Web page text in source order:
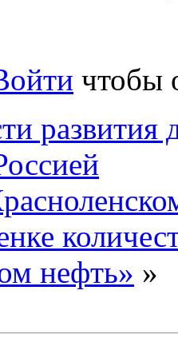
чтобы
развития
нефть» »